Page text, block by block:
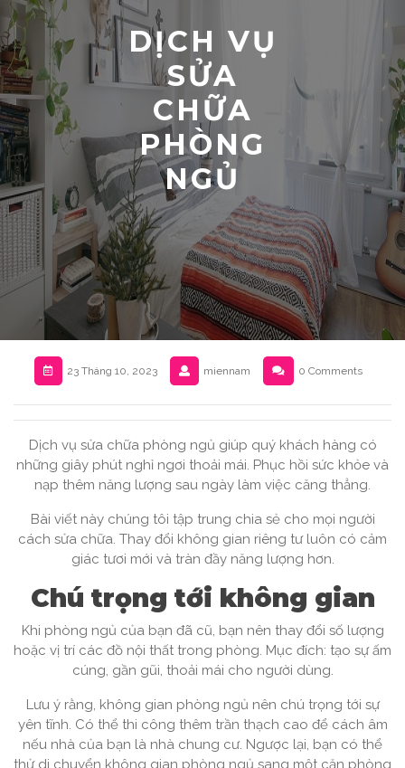
DỊCH VỤ
SỬA
CHỮA
PHÒNG
NGỦ
23 Tháng 10, 2023 miennam 0 Comments
Dịch vụ sửa chữa phòng ngủ giúp quý khách hàng có
những giây phút nghỉ ngơi thoải mái. Phục hồi sức khỏe và
nạp thêm năng lượng sau ngày làm việc căng thẳng.
Bài viết này chúng tôi tập trung chia sẻ cho mọi người
cách sửa chữa. Thay đổi không gian riêng tư luôn có cảm
giác tươi mới và tràn đầy năng lượng hơn.
Chú trọng tới không gian
Khi phòng ngủ của bạn đã cũ, bạn nên thay đổi số lượng
hoặc vị trí các đồ nội thất trong phòng. Mục đích: tạo sự ấm
cúng, gần gũi, thoải mái cho người dùng.
Lưu ý rằng, không gian phòng ngủ nên chú trọng tới sự
yên tĩnh. Có thể thi công thêm trần thạch cao để cách âm
nếu nhà của bạn là nhà chung cư. Ngược lại, bạn có thể
thử di chuyển không gian phòng ngủ sang một căn phòng